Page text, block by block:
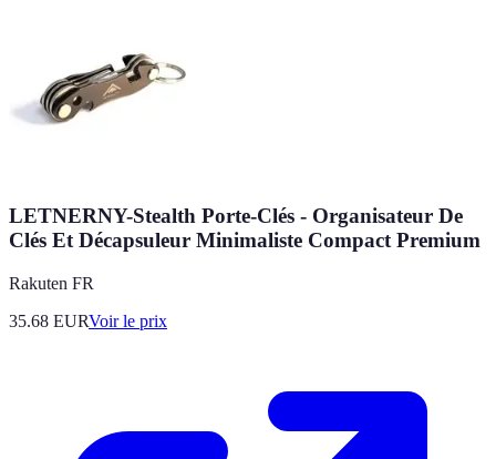
LETNERNY-Stealth Porte-Clés - Organisateur De
Clés Et Décapsuleur Minimaliste Compact Premium
Rakuten FR
35.68 EURVoir le prix